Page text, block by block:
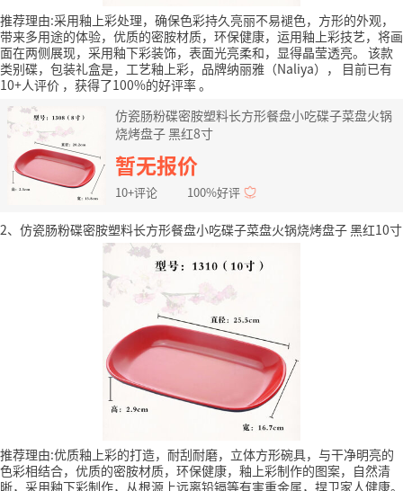
推荐理由:采用釉上彩处理，确保色彩持久亮丽不易褪色，方形的外观，
带来多用途的体验，优质的密胺材质，环保健康，运用釉上彩技艺，将画
面在两侧展现，采用釉下彩装饰，表面光亮柔和，显得晶莹透亮。 该款
类别碟，包装礼盒是，工艺釉上彩，品牌纳丽雅（Naliya），
目前已有
10+人评价 ，获得了100%的好评率。
仿瓷肠粉碟密胺塑料长方形餐盘小吃碟子菜盘火锅
烧烤盘子 黑红8寸
暂无报价
10+评论 100%好评
2、仿瓷肠粉碟密胺塑料长方形餐盘小吃碟子菜盘火锅烧烤盘子 黑红10寸
推荐理由:优质釉上彩的打造，耐刮耐磨，立体方形碗具，与干净明亮的
色彩相结合，优质的密胺材质，环保健康，釉上彩制作的图案，自然清
晰，采用釉下彩制作，从根源上远离铅镉等有害重金属，捍卫家人健康。